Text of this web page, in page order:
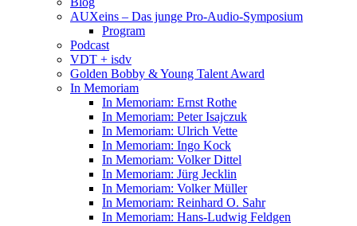
AUXeins – Das junge Pro-Audio-Symposium
Program
Podcast
VDT + isdv
Golden Bobby & Young Talent Award
In Memoriam
In Memoriam: Ernst Rothe
In Memoriam: Peter Isajczuk
In Memoriam: Ulrich Vette
In Memoriam: Ingo Kock
In Memoriam: Volker Dittel
In Memoriam: Jürg Jecklin
In Memoriam: Volker Müller
In Memoriam: Reinhard O. Sahr
In Memoriam: Hans-Ludwig Feldgen